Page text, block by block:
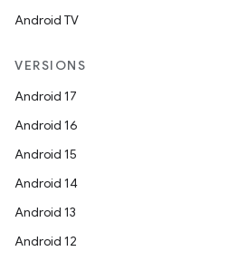
Android TV
VERSIONS
Android 17
Android 16
Android 15
Android 14
Android 13
Android 12